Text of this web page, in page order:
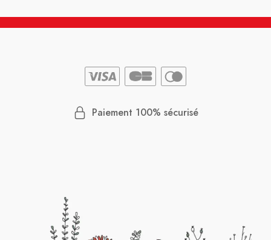
Paiement 100% sécurisé